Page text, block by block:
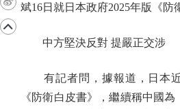
斌16日就日本政府2025年版《防
中方堅決反對 提嚴正交涉
有記者問，據報道，日本近
《防衛白皮書》，繼續稱中國